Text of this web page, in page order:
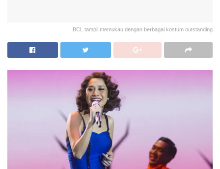
BCL tampil memukau dengan berbagai kostum outstanding